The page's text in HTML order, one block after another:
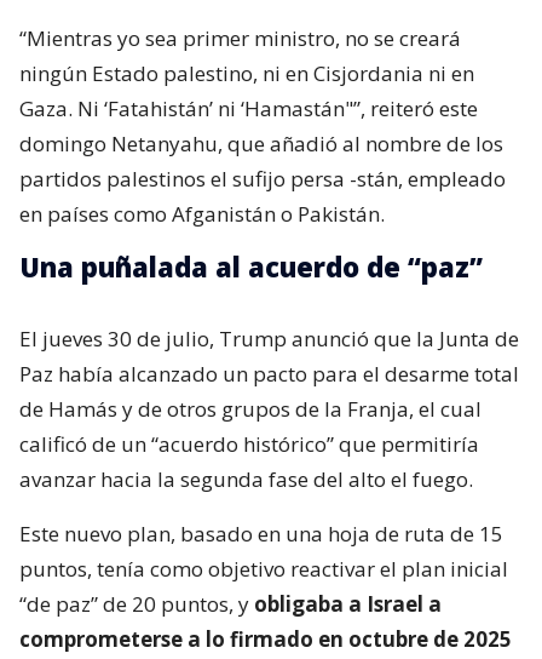
“Mientras yo sea primer ministro, no se creará
ningún Estado palestino, ni en Cisjordania ni en
Gaza. Ni ‘Fatahistán’ ni ‘Hamastán"”, reiteró este
domingo Netanyahu, que añadió al nombre de los
partidos palestinos el sufijo persa -stán, empleado
en países como Afganistán o Pakistán.
Una puñalada al acuerdo de “paz”
El jueves 30 de julio, Trump anunció que la Junta de
Paz había alcanzado un pacto para el desarme total
de Hamás y de otros grupos de la Franja, el cual
calificó de un “acuerdo histórico” que permitiría
avanzar hacia la segunda fase del alto el fuego.
Este nuevo plan, basado en una hoja de ruta de 15
puntos, tenía como objetivo reactivar el plan inicial
“de paz” de 20 puntos, y obligaba a Israel a
comprometerse a lo firmado en octubre de 2025